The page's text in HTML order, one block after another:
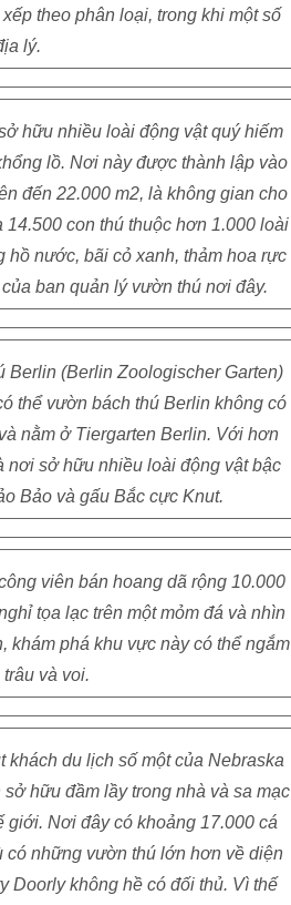
theo phân loại, trong khi một số
lý.
hữu nhiều loài động vật quý hiếm
lồ. Nơi này được thành lập vào
đến 22.000 m2, là không gian cho
con thú thuộc hơn 1.000 loài
hồ nước, bãi cỏ xanh, thảm hoa rực
ban quản lý vườn thú nơi đây.
Berlin (Berlin Zoologischer Garten)
thể vườn bách thú Berlin không có
nằm ở Tiergarten Berlin. Với hơn
nơi sở hữu nhiều loài động vật bậc
Bảo và gấu Bắc cực Knut.
viên bán hoang dã rộng 10.000
tọa lạc trên một mỏm đá và nhìn
khám phá khu vực này có thể ngắm
và voi.
du lịch số một của Nebraska
hữu đầm lầy trong nhà và sa mạc
giới. Nơi đây có khoảng 17.000 cá
có những vườn thú lớn hơn về diện
Doorly không hề có đối thủ. Vì thế